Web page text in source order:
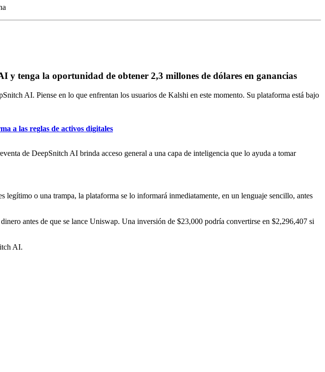
y tenga la oportunidad de obtener 2,3 millones de dólares en ganancias
AI. Piense en lo que enfrentan los usuarios de Kalshi en este momento. Su plataforma está bajo
a las reglas de activos digitales
de DeepSnitch AI brinda acceso general a una capa de inteligencia que lo ayuda a tomar
legítimo o una trampa, la plataforma se lo informará inmediatamente, en un lenguaje sencillo, antes
antes de que se lance Uniswap. Una inversión de $23,000 podría convertirse en $2,296,407 si
AI.